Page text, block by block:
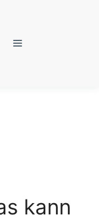
Menü
kann